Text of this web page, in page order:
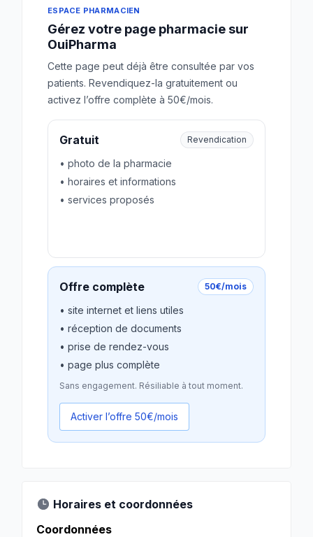
ESPACE PHARMACIEN
Gérez votre page pharmacie sur
OuiPharma
Cette page peut déjà être consultée par vos
patients. Revendiquez-la gratuitement ou
activez l’offre complète à 50€/mois.
Gratuit Revendication
• photo de la pharmacie
• horaires et informations
• services proposés
Offre complète 50€/mois
• site internet et liens utiles
• réception de documents
• prise de rendez-vous
• page plus complète
Sans engagement. Résiliable à tout moment.
Activer l’offre 50€/mois
Horaires et coordonnées
Coordonnées